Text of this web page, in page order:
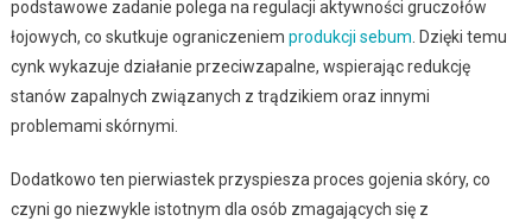
podstawowe zadanie polega na regulacji aktywności gruczołów
łojowych, co skutkuje ograniczeniem produkcji sebum . Dzięki temu
cynk wykazuje działanie przeciwzapalne, wspierając redukcję
stanów zapalnych związanych z trądzikiem oraz innymi
problemami skórnymi.
Dodatkowo ten pierwiastek przyspiesza proces gojenia skóry, co
czyni go niezwykle istotnym dla osób zmagających się z